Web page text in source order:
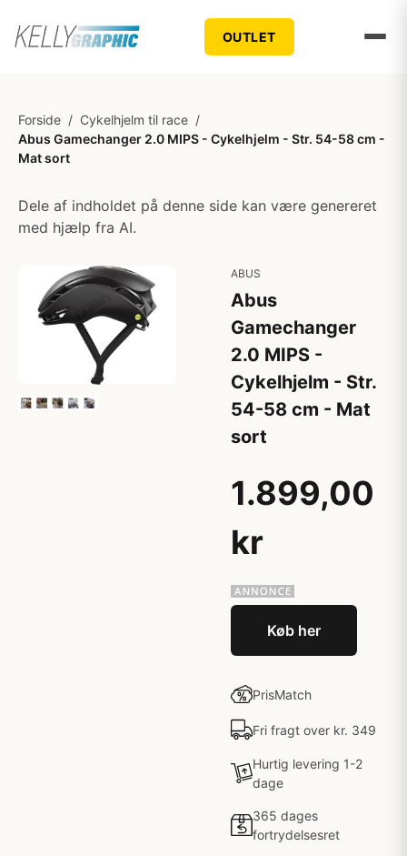
OUTLET
Forside / Cykelhjelm til race /
Abus Gamechanger 2.0 MIPS - Cykelhjelm - Str. 54-58 cm -
Mat sort
Dele af indholdet på denne side kan være genereret
med hjælp fra AI.
ABUS
Abus
Gamechanger
2.0 MIPS -
Cykelhjelm - Str.
54-58 cm - Mat
sort
1.899,00
kr
Køb her
PrisMatch
Fri fragt over kr. 349
Hurtig levering 1-2
dage
365 dages
fortrydelsesret